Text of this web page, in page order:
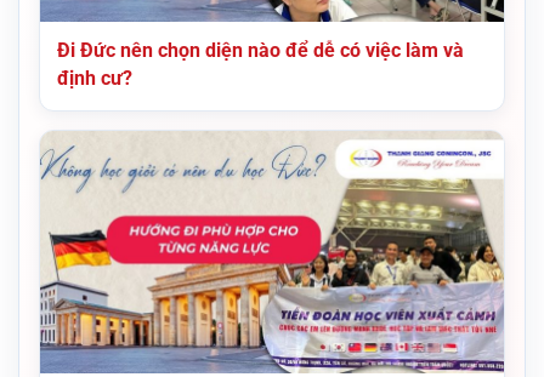
Đi Đức nên chọn diện nào để dễ có việc làm và
định cư?